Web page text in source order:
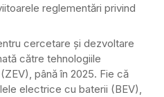
reglementări privind
cercetare și dezvoltare
către tehnologiile
până în 2025. Fie că
electrice cu baterii (BEV),